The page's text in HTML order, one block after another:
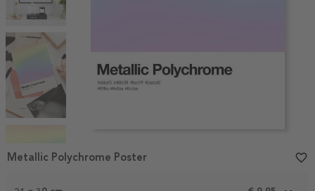
1
Metallic Polychrome Poster favorite_border